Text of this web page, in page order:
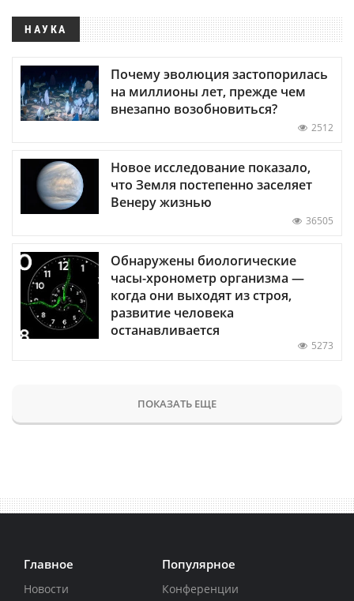
НАУКА
Почему эволюция застопорилась
на миллионы лет, прежде чем
внезапно возобновиться?
2512
Новое исследование показало,
что Земля постепенно заселяет
Венеру жизнью
36505
Обнаружены биологические
часы-хронометр организма —
когда они выходят из строя,
развитие человека
останавливается
5273
ПОКАЗАТЬ ЕЩЕ
Главное
Новости
Популярное
Конференции